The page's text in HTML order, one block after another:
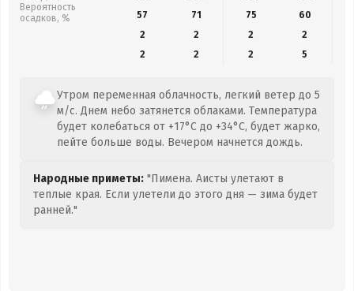
Вероятность
осадков, %
57
71 75 60
2
2 2
2
2
2 2 5
Утром переменная облачность, легкий ветер до 5
м/с. Днем небо затянется облаками. Температура
будет колебаться от +17°C до +34°C, будет жарко,
пейте больше воды. Вечером начнется дождь.
Народные приметы: "Пимена. Аисты улетают в
теплые края. Если улетели до этого дня — зима будет
ранней."